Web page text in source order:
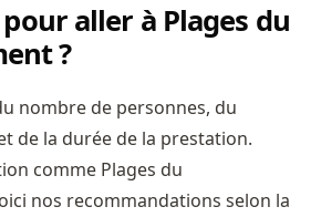
aller à Plages du
?
nombre de personnes, du
de la durée de la prestation.
comme Plages du
nos recommandations selon la